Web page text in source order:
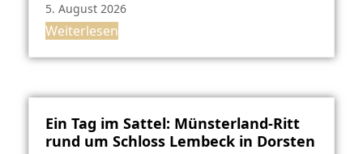
5. August 2026
Weiterlesen
Ein Tag im Sattel: Münsterland-Ritt
rund um Schloss Lembeck in Dorsten